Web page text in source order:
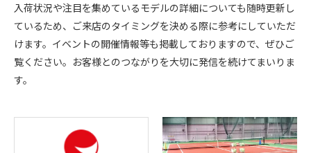
入荷状況や注目を集めているモデルの詳細についても随時更新し
ているため、ご来店のタイミングを決める際に参考にしていただ
けます。イベントの開催情報等も掲載しておりますので、ぜひご
覧ください。お客様とのつながりを大切に発信を続けてまいりま
す。